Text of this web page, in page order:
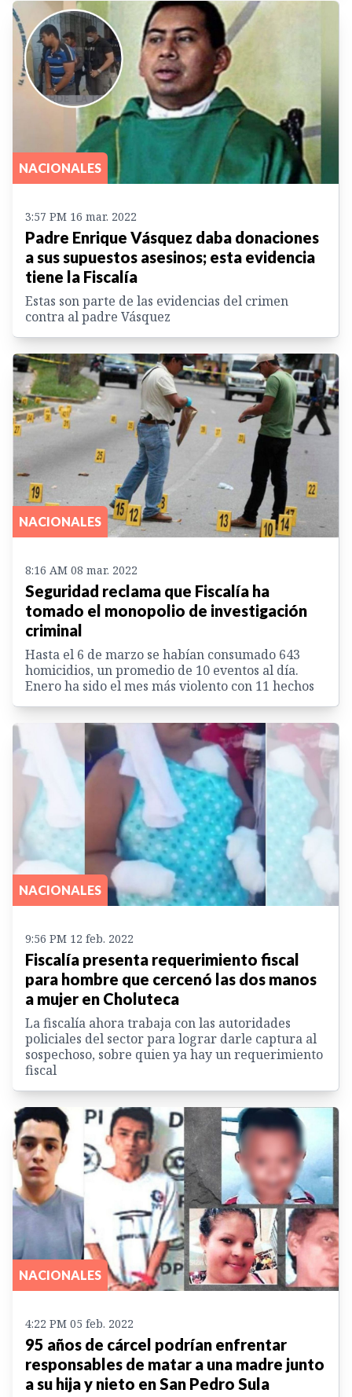
NACIONALES
3:57 PM 16 mar. 2022
Padre Enrique Vásquez daba donaciones
a sus supuestos asesinos; esta evidencia
tiene la Fiscalía
Estas son parte de las evidencias del crimen
contra al padre Vásquez
NACIONALES
8:16 AM 08 mar. 2022
Seguridad reclama que Fiscalía ha
tomado el monopolio de investigación
criminal
Hasta el 6 de marzo se habían consumado 643
homicidios, un promedio de 10 eventos al día.
Enero ha sido el mes más violento con 11 hechos
NACIONALES
9:56 PM 12 feb. 2022
Fiscalía presenta requerimiento fiscal
para hombre que cercenó las dos manos
a mujer en Choluteca
La fiscalía ahora trabaja con las autoridades
policiales del sector para lograr darle captura al
sospechoso, sobre quien ya hay un requerimiento
fiscal
NACIONALES
4:22 PM 05 feb. 2022
95 años de cárcel podrían enfrentar
responsables de matar a una madre junto
a su hija y nieto en San Pedro Sula